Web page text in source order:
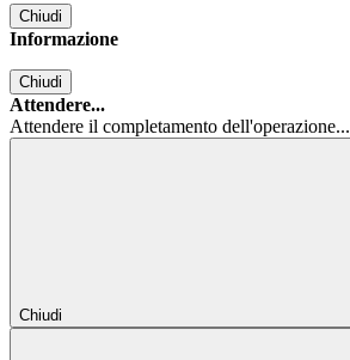
Chiudi
Informazione
Chiudi
Attendere...
Attendere il completamento dell'operazione...
Chiudi